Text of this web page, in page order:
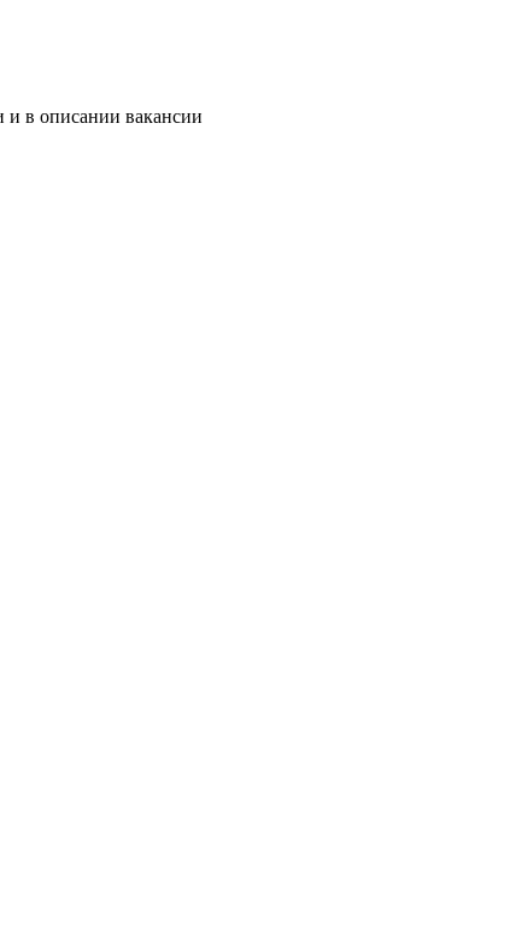
и в описании вакансии